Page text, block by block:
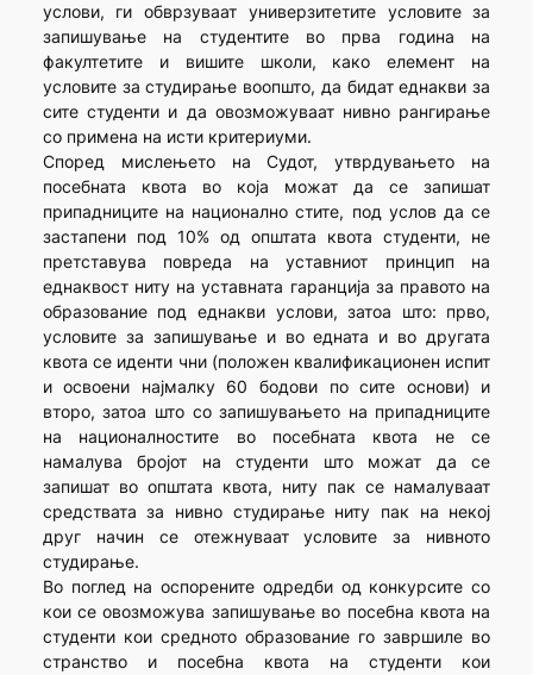
услови, ги обврзуваат универзитетите условите за
запишување на студентите во прва година на
факултетите и вишите школи, како елемент на
условите за студирање воопшто, да бидат еднакви за
сите студенти и да овозможуваат нивно рангирање
со примена на исти критериуми.
Според мислењето на Судот, утврдувањето на
посебната квота во која можат да се запишат
припадниците на национално стите, под услов да се
застапени под 10% од општата квота студенти, не
претставува повреда на уставниот принцип на
еднаквост ниту на уставната гаранција за правото на
образование под еднакви услови, затоа што: прво,
условите за запишување и во едната и во другата
квота се иденти чни (положен квалификационен испит
и освоени најмалку 60 бодови по сите основи) и
второ, затоа што со запишувањето на припадниците
на националностите во посебната квота не се
намалува бројот на студенти што можат да се
запишат во општата квота, ниту пак се намалуваат
средствата за нивно студирање ниту пак на некој
друг начин се отежнуваат условите за нивното
студирање.
Во поглед на оспорените одредби од конкурсите со
кои се овозможува запишување во посебна квота на
студенти кои средното образование го завршиле во
странство и посебна квота на студенти кои